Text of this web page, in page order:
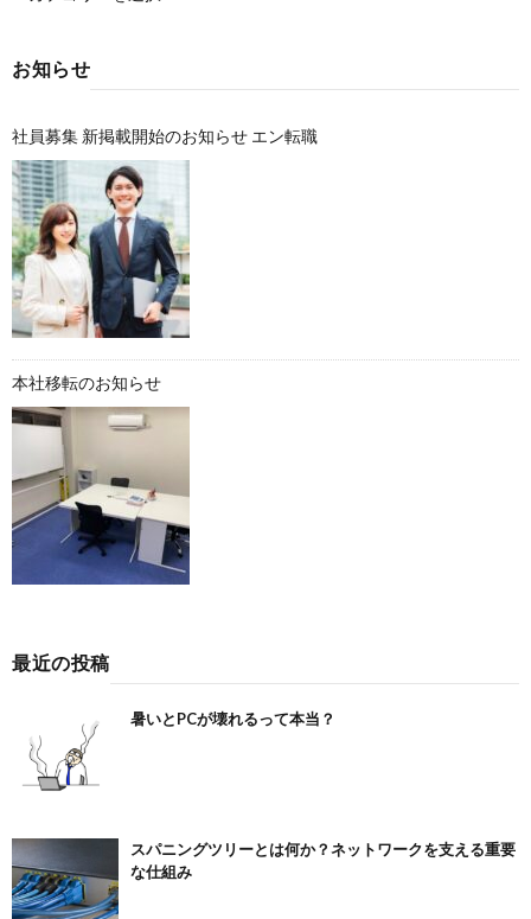
お知らせ
社員募集 新掲載開始のお知らせ エン転職
本社移転のお知らせ
最近の投稿
暑いとPCが壊れるって本当？
スパニングツリーとは何か？ネットワークを支える重要
な仕組み